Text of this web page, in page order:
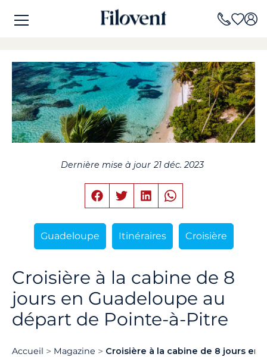
Dernière mise à jour 21 déc. 2023
Guadeloupe Itinéraires Croisière
Croisière à la cabine de 8
jours en Guadeloupe au
départ de Pointe-à-Pitre
Accueil Magazine Croisière à la cabine de 8 jours en